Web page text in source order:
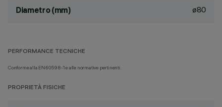
Diametro (mm) ø80
PERFORMANCE TECNICHE
Conforme alla EN60598-1 e alle normative pertinenti.
PROPRIETÀ FISICHE